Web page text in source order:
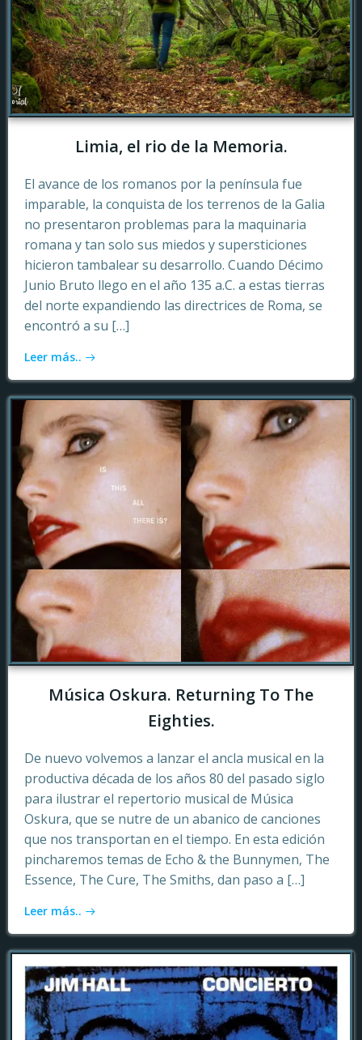
Limia, el rio de la Memoria.
El avance de los romanos por la península fue
imparable, la conquista de los terrenos de la Galia
no presentaron problemas para la maquinaria
romana y tan solo sus miedos y supersticiones
hicieron tambalear su desarrollo. Cuando Décimo
Junio Bruto llego en el año 135 a.C. a estas tierras
del norte expandiendo las directrices de Roma, se
encontró a su […]
Leer más..
Música Oskura. Returning To The
Eighties.
De nuevo volvemos a lanzar el ancla musical en la
productiva década de los años 80 del pasado siglo
para ilustrar el repertorio musical de Música
Oskura, que se nutre de un abanico de canciones
que nos transportan en el tiempo. En esta edición
pincharemos temas de Echo & the Bunnymen, The
Essence, The Cure, The Smiths, dan paso a […]
Leer más..